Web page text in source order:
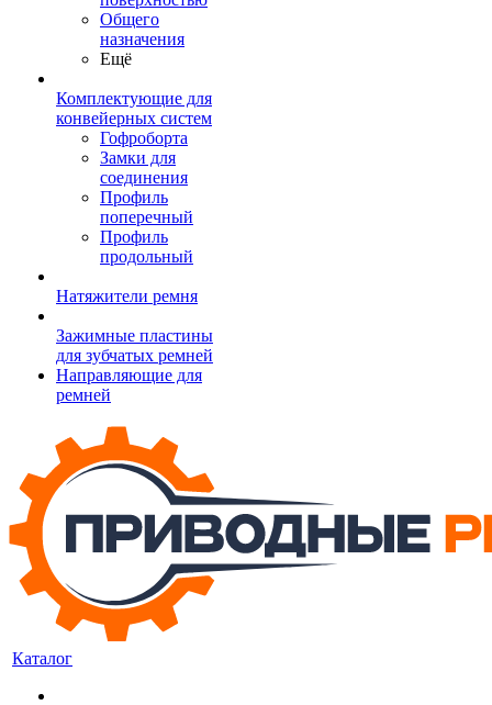
Общего
назначения
Ещё
Комплектующие для
конвейерных систем
Гофроборта
Замки для
соединения
Профиль
поперечный
Профиль
продольный
Натяжители ремня
Зажимные пластины
для зубчатых ремней
Направляющие для
ремней
Каталог